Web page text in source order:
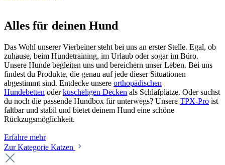
Alles für deinen Hund
Das Wohl unserer Vierbeiner steht bei uns an erster Stelle. Egal, ob
zuhause, beim Hundetraining, im Urlaub oder sogar im Büro.
Unsere Hunde begleiten uns und bereichern unser Leben. Bei uns
findest du Produkte, die genau auf jede dieser Situationen
abgestimmt sind. Entdecke unsere orthopädischen
Hundebetten oderkuscheligen Decken als Schlafplätze. Oder suchst
du noch die passende Hundbox für unterwegs? Unsere TPX-Pro ist
faltbar und stabil und bietet deinem Hund eine schöne
Rückzugsmöglichkeit.
Erfahre mehr
Zur Kategorie Katzen